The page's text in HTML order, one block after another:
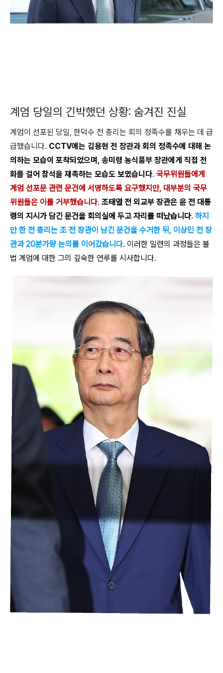
계엄 당일의 긴박했던 상황: 숨겨진 진실
계엄이 선포된 당일, 한덕수 전 총리는 회의 정족수를 채우는 데 급
급했습니다. CCTV에는 김용현 전 장관과 회의 정족수에 대해 논
의하는 모습이 포착되었으며, 송미령 농식품부 장관에게 직접 전
화를 걸어 참석을 재촉하는 모습도 보였습니다. 국무위원들에게
계엄 선포문 관련 문건에 서명하도록 요구했지만, 대부분의 국무
위원들은 이를 거부했습니다. 조태열 전 외교부 장관은 윤 전 대통
령의 지시가 담긴 문건을 회의실에 두고 자리를 떠났습니다. 하지
만 한 전 총리는 조 전 장관이 남긴 문건을 수거한 뒤, 이상민 전 장
관과 20분가량 논의를 이어갔습니다. 이러한 일련의 과정들은 불
법 계엄에 대한 그의 깊숙한 연루를 시사합니다.